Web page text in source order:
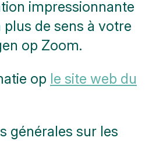
impressionnante
de sens à votre
op Zoom.
op le site web du
générales sur les